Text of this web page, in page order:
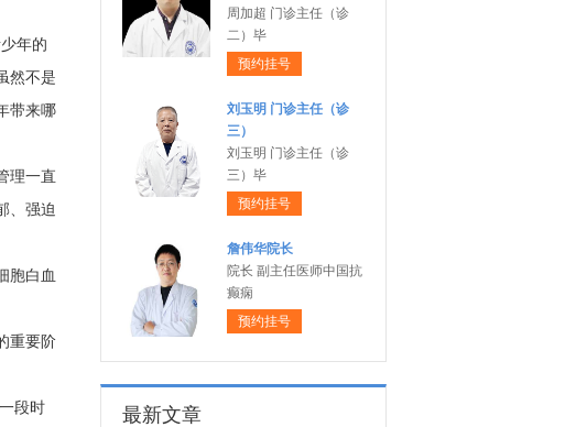
年的
然不是
带来哪
理一直
、强迫
胞白血
重要阶
段时
周加超 门诊主任（诊
二）毕
预约挂号
刘玉明 门诊主任（诊
三）
刘玉明 门诊主任（诊
三）毕
预约挂号
詹伟华院长
院长 副主任医师中国抗
癫痫
预约挂号
最新文章